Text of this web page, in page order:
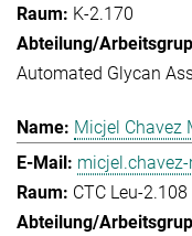
K-2.170
Automated Glycan
Micjel Chavez
CTC Leu-2.108